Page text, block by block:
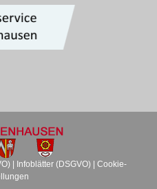
Infoblätter (DSGVO)
Cookie-